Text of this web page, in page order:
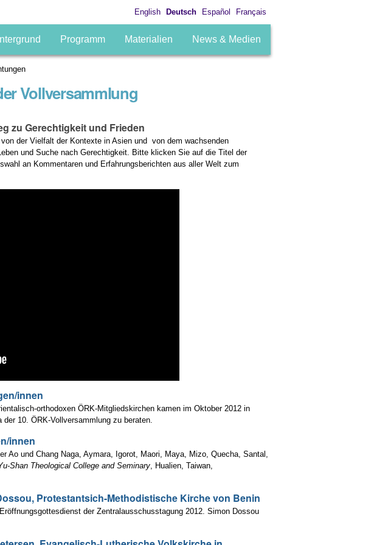
English Deutsch Español Français
Programm Materialien News & Medien
Vollversammlung
zu Gerechtigkeit und Frieden
der Vielfalt der Kontexte in Asien und von dem wachsenden
und Suche nach Gerechtigkeit. Bitte klicken Sie auf die Titel der
an Kommentaren und Erfahrungsberichten aus aller Welt zum
innen
orthodoxen ÖRK-Mitgliedskirchen kamen im Oktober 2012 in
10. ÖRK-Vollversammlung zu beraten.
innen
Ao und Chang Naga, Aymara, Igorot, Maori, Maya, Mizo, Quecha, Santal,
Shan Theological College and Seminary, Hualien, Taiwan,
Protestantsich-Methodistische Kirche von Benin
der Zentralausschusstagung 2012. Simon Dossou